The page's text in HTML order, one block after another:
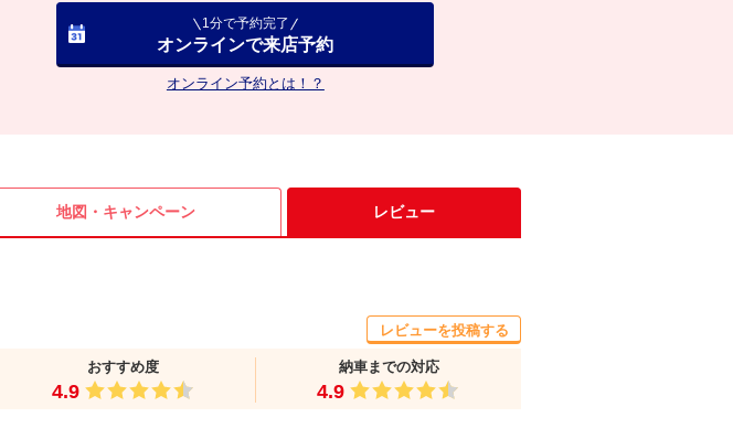
1分で予約完了
オンラインで来店予約
オンライン予約とは！？
地図・ キャンペーン レビュー
おすすめ度
4.9
納車までの対応
4.9
レビューを投稿する